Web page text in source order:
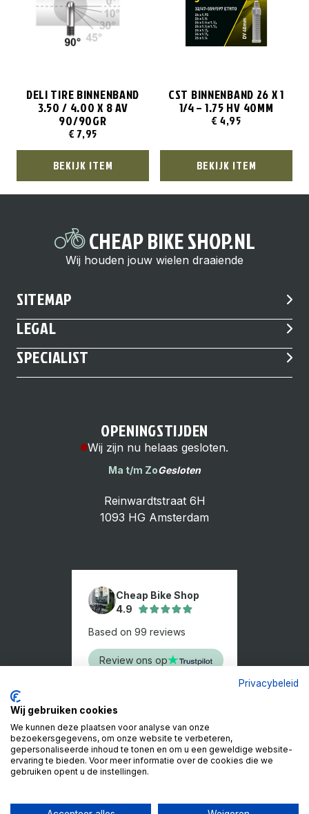
DELI TIRE BINNENBAND
3.50 / 4.00 X 8 AV
90/90GR
€ 7,95
BEKIJK ITEM
CST BINNENBAND 26 X 1
1/4 – 1.75 HV 40MM
€ 4,95
BEKIJK ITEM
CHEAP BIKE SHOP.NL
Wij houden jouw wielen draaiende
SITEMAP
LEGAL
SPECIALIST
Cheap Bike Shop
4.9
Based on 99 reviews
Review ons op
OPENINGSTIJDEN
Wij zijn nu helaas gesloten.
Ma t/m ZoGesloten
Reinwardtstraat 6H
1093 HG Amsterdam
Privacybeleid
Wij gebruiken cookies
We kunnen deze plaatsen voor analyse van onze
bezoekersgegevens, om onze website te verbeteren,
gepersonaliseerde inhoud te tonen en om u een geweldige website-
ervaring te bieden. Voor meer informatie over de cookies die we
gebruiken opent u de instellingen.